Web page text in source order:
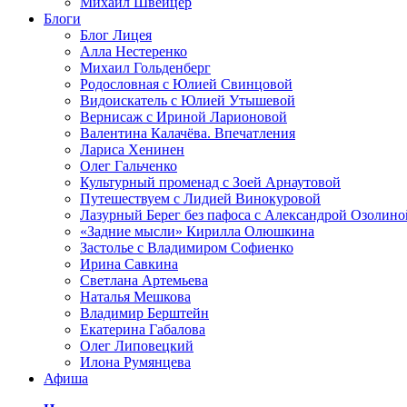
Блоги
Блог Лицея
Алла Нестеренко
Михаил Гольденберг
Родословная с Юлией Свинцовой
Видоискатель с Юлией Утышевой
Вернисаж с Ириной Ларионовой
Валентина Калачёва. Впечатления
Лариса Хенинен
Олег Гальченко
Культурный променад с Зоей Арнаутовой
Путешествуем с Лидией Винокуровой
Лазурный Берег без пафоса с Александрой
«Задние мысли» Кирилла Олюшкина
Застолье с Владимиром Софиенко
Ирина Савкина
Светлана Артемьева
Наталья Мешкова
Владимир Берштейн
Екатерина Габалова
Олег Липовецкий
Илона Румянцева
Афиша